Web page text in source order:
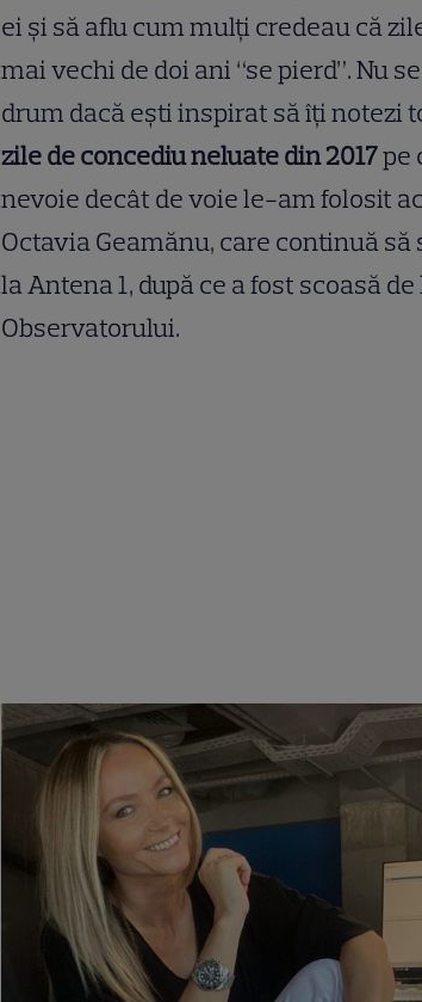
ei și să aflu cum mulți credeau că
mai vechi de doi ani “se pierd”. Nu
drum dacă ești inspirat să îți notezi
zile de concediu neluate din 2017pe
nevoie decât de voie le-am folosit
Octavia Geamănu, care continuă să
la Antena 1, după ce a fost scoasă
Observatorului.